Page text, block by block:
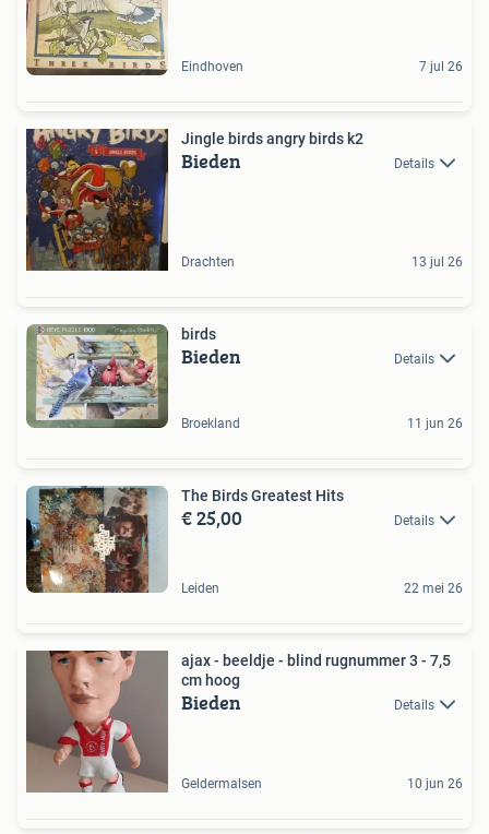
Eindhoven 7 jul 26
Jingle birds angry birds k2
Bieden Details
Drachten 13 jul 26
birds
Bieden Details
Broekland 11 jun 26
The Birds Greatest Hits
€ 25,00 Details
Leiden 22 mei 26
ajax - beeldje - blind rugnummer 3 - 7,5
cm hoog
Bieden Details
Geldermalsen 10 jun 26